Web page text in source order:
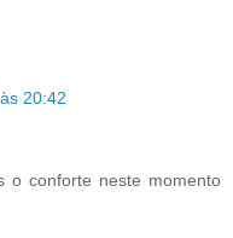
20:42
o conforte neste momento